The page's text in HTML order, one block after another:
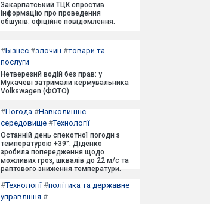
Закарпатський ТЦК спростив
інформацію про проведення
обшуків: офіційне повідомлення.
#Бізнес #злочин #товари та
послуги
Нетверезий водій без прав: у
Мукачеві затримали кермувальника
Volkswagen (ФОТО)
#Погода #Навколишнє
середовище #Технології
Останній день спекотної погоди з
температурою +39°: Діденко
зробила попередження щодо
можливих гроз, шквалів до 22 м/с та
раптового зниження температури.
#Технології#політика та державне
управління #